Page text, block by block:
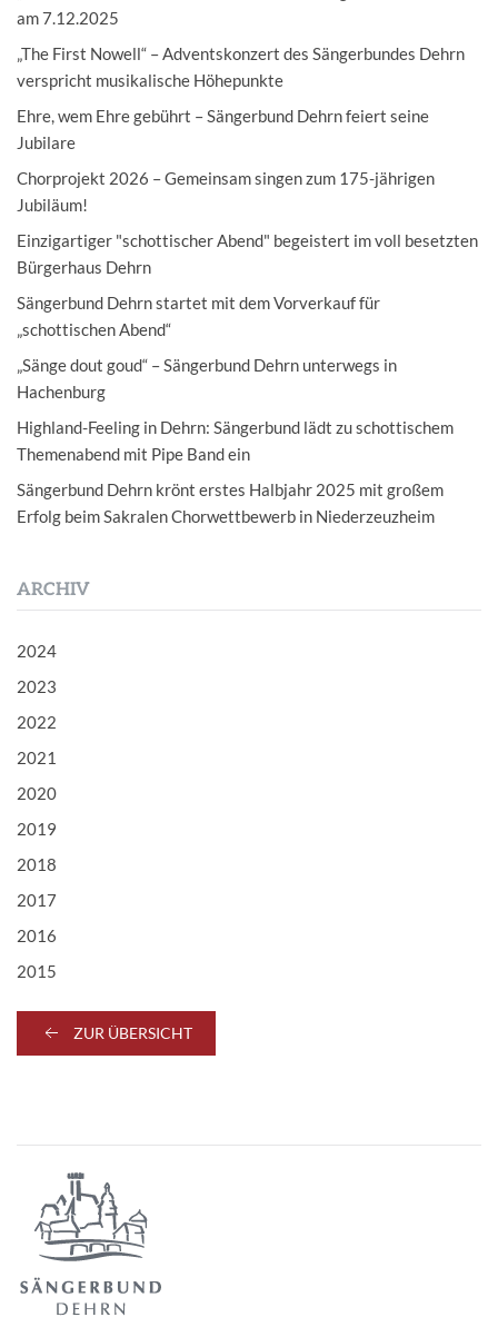
am 7.12.2025
„The First Nowell“ – Adventskonzert des Sängerbundes Dehrn
verspricht musikalische Höhepunkte
Ehre, wem Ehre gebührt – Sängerbund Dehrn feiert seine
Jubilare
Chorprojekt 2026 – Gemeinsam singen zum 175-jährigen
Jubiläum!
Einzigartiger "schottischer Abend" begeistert im voll besetzten
Bürgerhaus Dehrn
Sängerbund Dehrn startet mit dem Vorverkauf für
„schottischen Abend“
„Sänge dout goud“ – Sängerbund Dehrn unterwegs in
Hachenburg
Highland-Feeling in Dehrn: Sängerbund lädt zu schottischem
Themenabend mit Pipe Band ein
Sängerbund Dehrn krönt erstes Halbjahr 2025 mit großem
Erfolg beim Sakralen Chorwettbewerb in Niederzeuzheim
ARCHIV
2024
2023
2022
2021
2020
2019
2018
2017
2016
2015
ZUR ÜBERSICHT